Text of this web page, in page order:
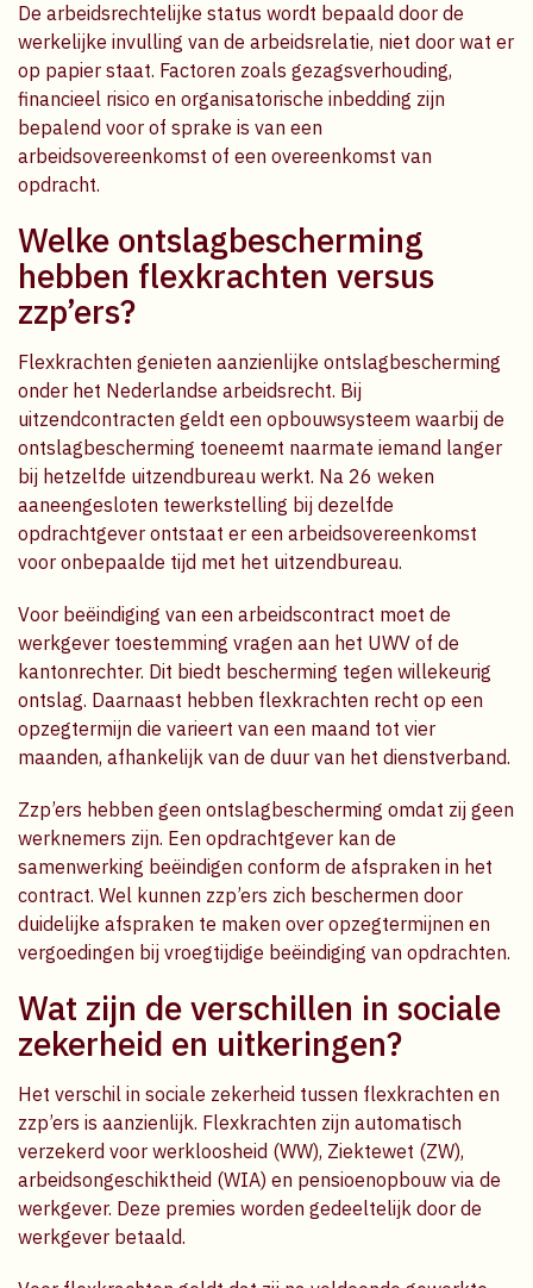
De arbeidsrechtelijke status wordt bepaald door de
werkelijke invulling van de arbeidsrelatie, niet door wat er
op papier staat. Factoren zoals gezagsverhouding,
financieel risico en organisatorische inbedding zijn
bepalend voor of sprake is van een
arbeidsovereenkomst of een overeenkomst van
opdracht.
Welke ontslagbescherming
hebben flexkrachten versus
zzp’ers?
Flexkrachten genieten aanzienlijke ontslagbescherming
onder het Nederlandse arbeidsrecht. Bij
uitzendcontracten geldt een opbouwsysteem waarbij de
ontslagbescherming toeneemt naarmate iemand langer
bij hetzelfde uitzendbureau werkt. Na 26 weken
aaneengesloten tewerkstelling bij dezelfde
opdrachtgever ontstaat er een arbeidsovereenkomst
voor onbepaalde tijd met het uitzendbureau.
Voor beëindiging van een arbeidscontract moet de
werkgever toestemming vragen aan het UWV of de
kantonrechter. Dit biedt bescherming tegen willekeurig
ontslag. Daarnaast hebben flexkrachten recht op een
opzegtermijn die varieert van een maand tot vier
maanden, afhankelijk van de duur van het dienstverband.
Zzp’ers hebben geen ontslagbescherming omdat zij geen
werknemers zijn. Een opdrachtgever kan de
samenwerking beëindigen conform de afspraken in het
contract. Wel kunnen zzp’ers zich beschermen door
duidelijke afspraken te maken over opzegtermijnen en
vergoedingen bij vroegtijdige beëindiging van opdrachten.
Wat zijn de verschillen in sociale
zekerheid en uitkeringen?
Het verschil in sociale zekerheid tussen flexkrachten en
zzp’ers is aanzienlijk. Flexkrachten zijn automatisch
verzekerd voor werkloosheid (WW), Ziektewet (ZW),
arbeidsongeschiktheid (WIA) en pensioenopbouw via de
werkgever. Deze premies worden gedeeltelijk door de
werkgever betaald.